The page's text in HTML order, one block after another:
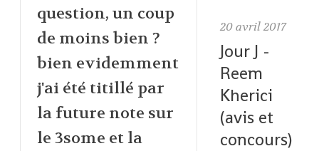
question, un coup
de moins bien ?
bien evidemment
j'ai été titillé par
la future note sur
le 3some et la
20 avril 2017
Jour J -
Reem
Kherici
(avis et
concours)